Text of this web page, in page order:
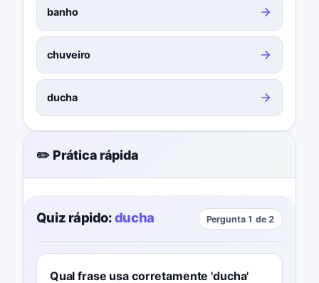
banho
chuveiro
ducha
✏️ Prática rápida
Quiz rápido:ducha Pergunta 1 de 2
Qual frase usa corretamente 'ducha'